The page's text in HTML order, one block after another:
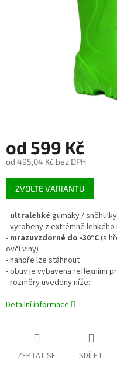
od 599 Kč
od 495,04 Kč bez DPH
Měrná
cena:
ZVOLTE VARIANTU
- ultralehké gumáky /
- vyrobeny z extrémně lehkého
- mrazuvzdorné do -30°C(s
ovčí vlny)
- nahoře lze stáhnout
- obuv je vybavena reflexními
- rozměry uvedeny níže:
Detailní informace
ZEPTAT SE SDÍLET